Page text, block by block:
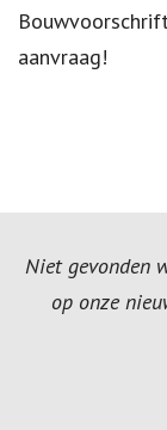
aanvraag!
Niet gevonden
op onze